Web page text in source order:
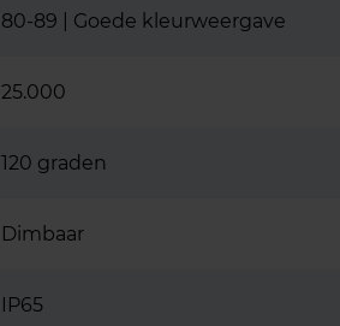
80-89 | Goede kleurweergave
25.000
120 graden
Dimbaar
IP65